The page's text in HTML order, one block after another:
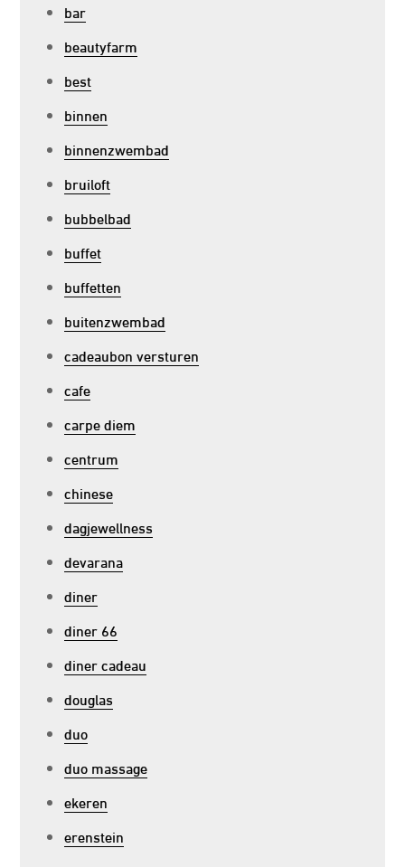
bar
beautyfarm
best
binnen
binnenzwembad
bruiloft
bubbelbad
buffet
buffetten
buitenzwembad
cadeaubon versturen
cafe
carpe diem
centrum
chinese
dagjewellness
devarana
diner
diner 66
diner cadeau
douglas
duo
duo massage
ekeren
erenstein